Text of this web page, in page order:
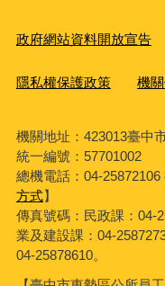
政府網站資料開放宣告
隱私權保護政策 機
機關地址：423013臺中
統一編號：57701002
總機電話：04-
方式】
傳真號碼：民政課：04-
業及建設課：04-
04-25878610。